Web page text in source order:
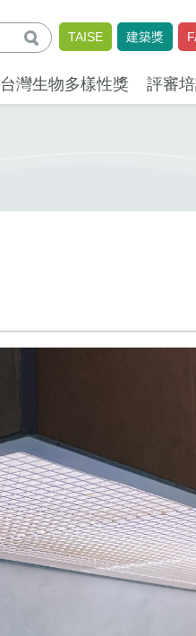
查詢 TAISE 建築獎
台灣生物多樣性獎 評審培